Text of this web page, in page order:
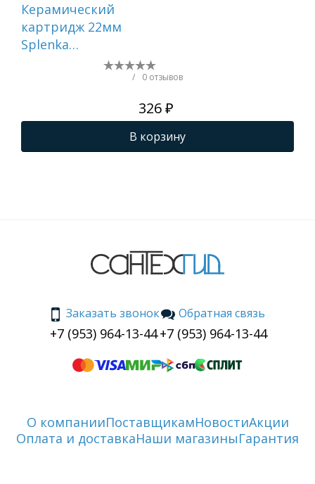
Керамический
картридж 22мм
Splenka
переключения
режимов , S500.542/ 0 отзывов
326 ₽
В корзину
Заказать звонок
+7 (953) 964-13-44
Обратная связь
+7 (953) 964-13-44
О компанииПоставщикамНовостиАкции
Оплата и доставкаНаши магазиныГарантия